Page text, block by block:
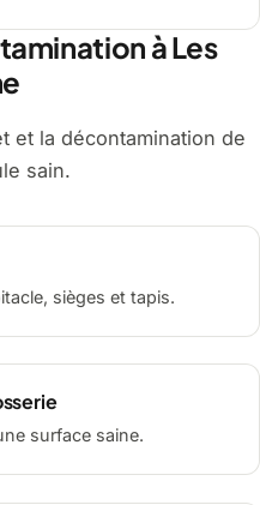
à Les
et la décontamination de
sain.
sièges et tapis.
surface saine.